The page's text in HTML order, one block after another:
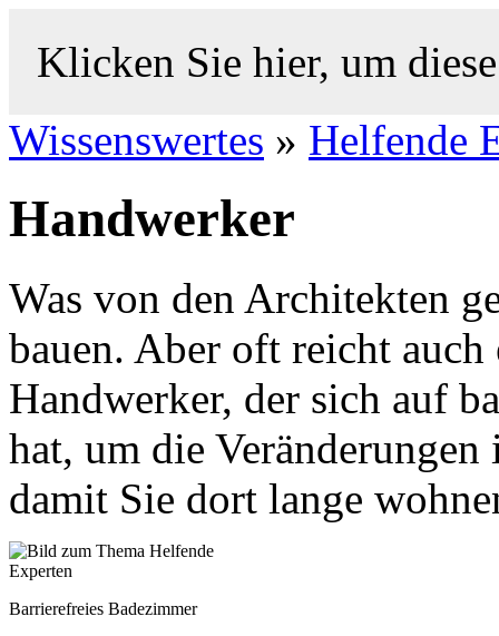
Klicken Sie hier, um
Wissenswertes » Helfende
Handwerker
Was von den Architekten
bauen. Aber oft reicht
Handwerker, der sich auf
hat, um die
damit Sie dort lange
Barrierefreies Badezimmer